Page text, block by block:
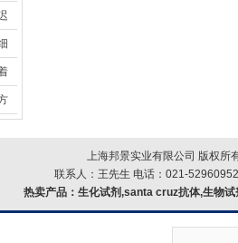
上海邦景实业有限公司 版权所
联系人：王先生 电话：021-
热卖产品： 生化试剂,santa cruz抗体,生物